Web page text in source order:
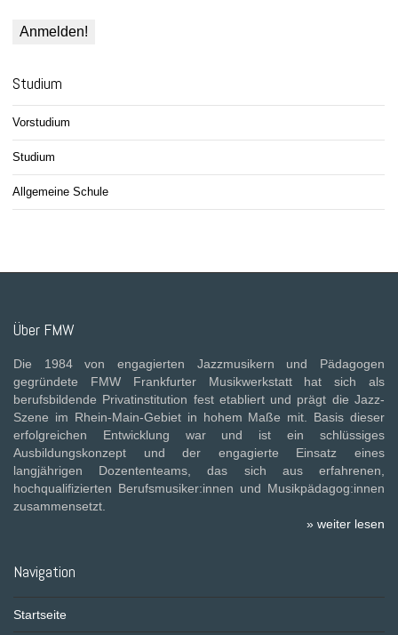
Studium
Vorstudium
Studium
Allgemeine Schule
Über FMW
Die 1984 von engagierten Jazzmusikern und Pädagogen
gegründete FMW Frankfurter Musikwerkstatt hat sich als
berufsbildende Privatinstitution fest etabliert und prägt die Jazz-
Szene im Rhein-Main-Gebiet in hohem Maße mit. Basis dieser
erfolgreichen Entwicklung war und ist ein schlüssiges
Ausbildungskonzept und der engagierte Einsatz eines
langjährigen Dozententeams, das sich aus erfahrenen,
hochqualifizierten Berufsmusiker:innen und Musikpädagog:innen
zusammensetzt.
» weiter lesen
Navigation
Startseite